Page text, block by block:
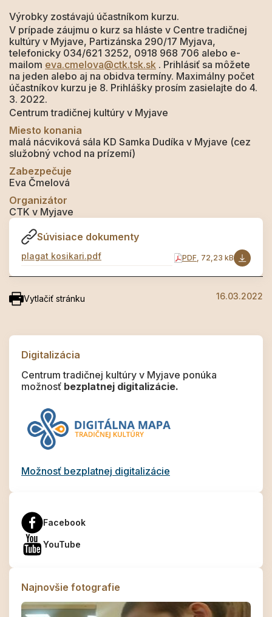
Výrobky zostávajú účastníkom kurzu.
V prípade záujmu o kurz sa hláste v Centre tradičnej
kultúry v Myjave, Partizánska 290/17 Myjava,
telefonicky 034/621 3252, 0918 968 706 alebo e-
mailom eva.cmelova@ctk.tsk.sk . Prihlásiť sa môžete
na jeden alebo aj na obidva termíny. Maximálny počet
účastníkov kurzu je 8. Prihlášky prosím zasielajte do 4.
3. 2022.
Centrum tradičnej kultúry v Myjave
Miesto konania
malá nácviková sála KD Samka Dudíka v Myjave (cez
služobný vchod na prízemí)
Zabezpečuje
Eva Čmelová
Organizátor
CTK v Myjave
Súvisiace dokumenty
plagat kosikari.pdf PDF, 72,23 kB
Vytlačiť stránku 16.03.2022
Digitalizácia
Centrum tradičnej kultúry v Myjave ponúka
možnosť bezplatnej digitalizácie.
Možnosť bezplatnej digitalizácie
Facebook
YouTube
Najnovšie fotografie